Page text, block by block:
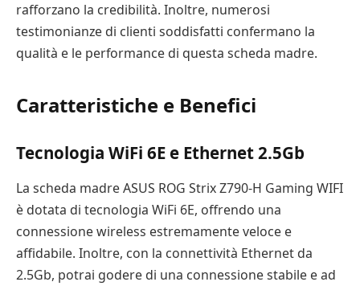
rafforzano la credibilità. Inoltre, numerosi
testimonianze di clienti soddisfatti confermano la
qualità e le performance di questa scheda madre.
Caratteristiche e Benefici
Tecnologia WiFi 6E e Ethernet 2.5Gb
La scheda madre ASUS ROG Strix Z790-H Gaming WIFI
è dotata di tecnologia WiFi 6E, offrendo una
connessione wireless estremamente veloce e
affidabile. Inoltre, con la connettività Ethernet da
2.5Gb, potrai godere di una connessione stabile e ad